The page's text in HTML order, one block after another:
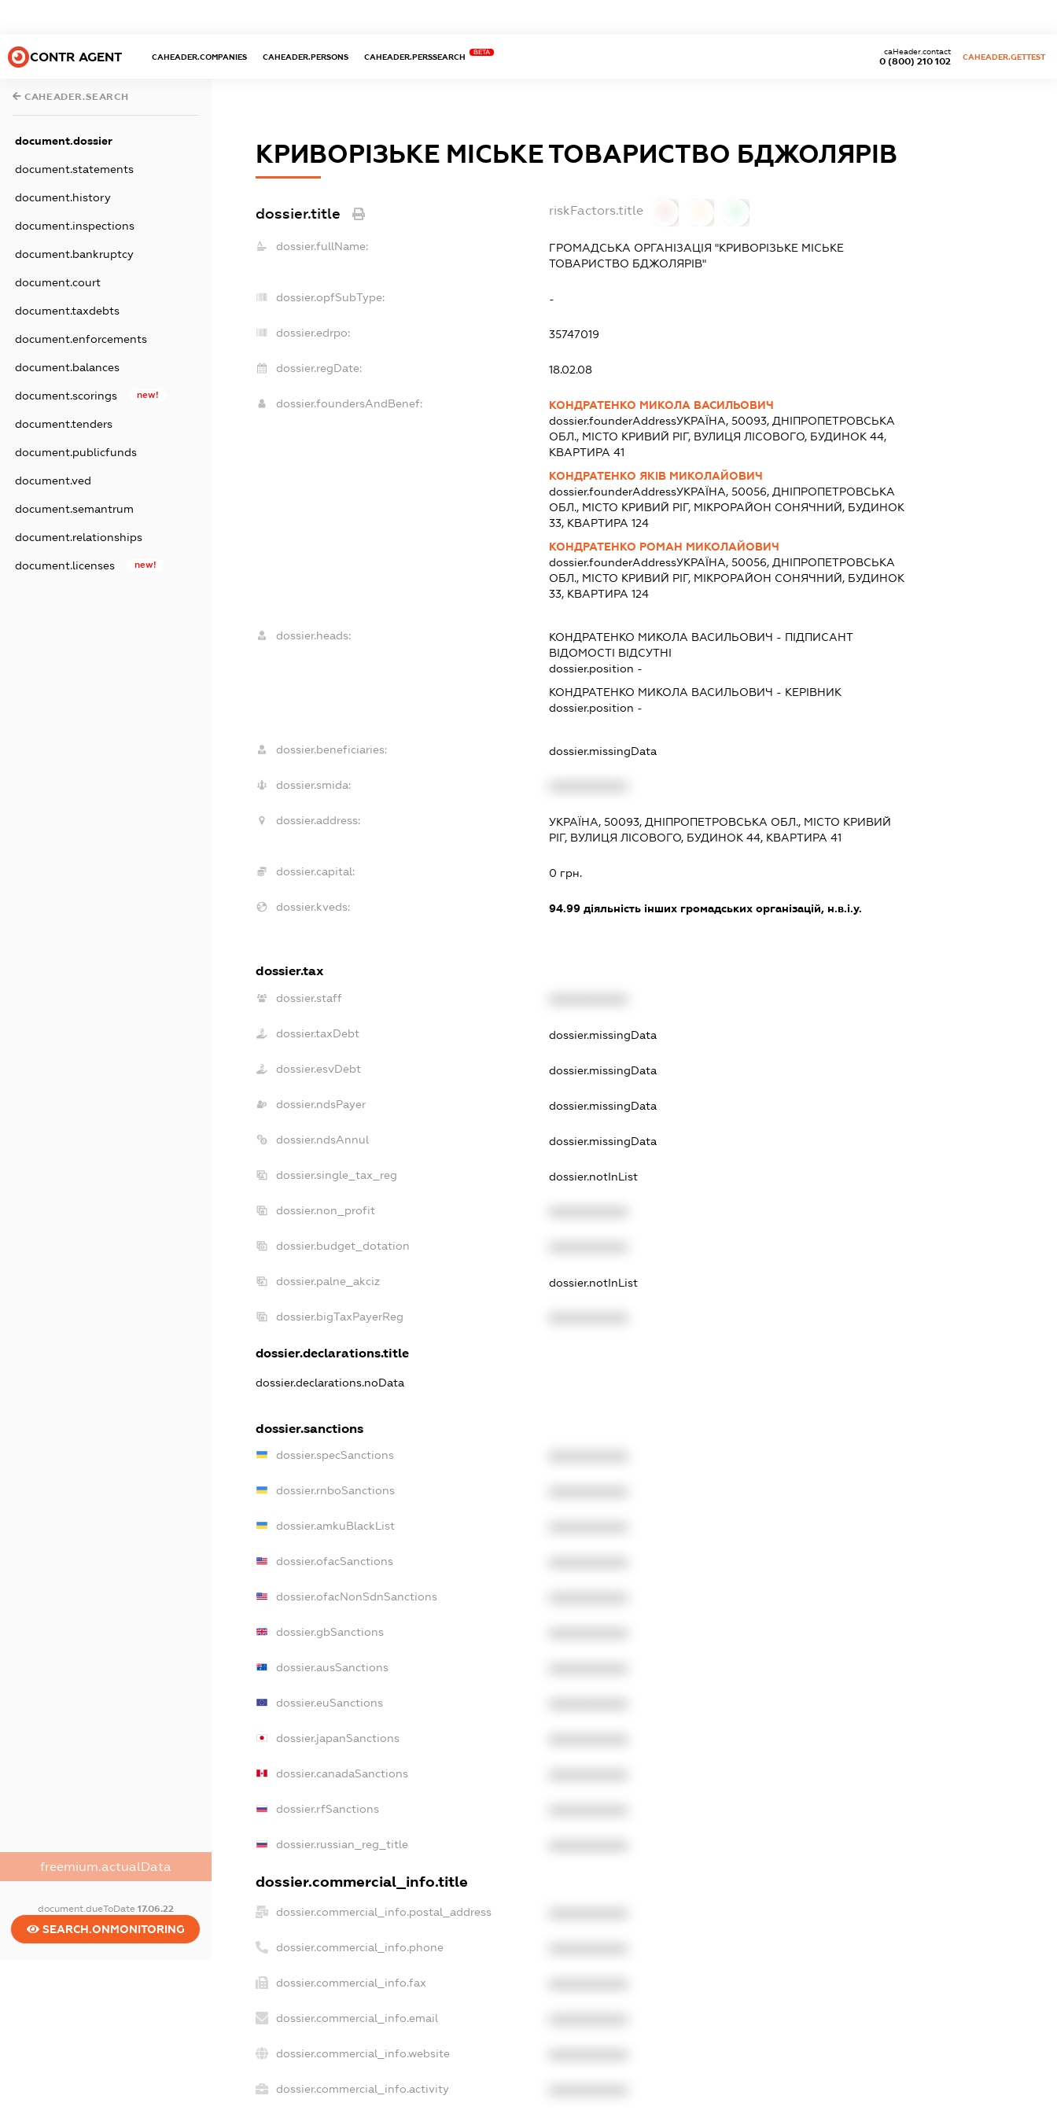
CONTR AGENT CAHEADER.COMPANIES CAHEADER.PERSONS CAHEADER.PERSSEARCH
BETA
0 (800) 210 102
caHeader.contact
CAHEADER.GETTEST
CAHEADER.SEARCH
document.dossier
document.statements
document.history
document.inspections
document.bankruptcy
document.court
document.taxdebts
document.enforcements
document.balances
document.scorings new!
document.tenders
document.publicfunds
document.ved
document.semantrum
document.relationships
document.licenses new!
freemium.actualData
document.dueToDate 17.06.22
SEARCH.ONMONITORING
КРИВОРІЗЬКЕ МІСЬКЕ ТОВАРИСТВО БДЖОЛЯРІВ
dossier.title riskFactors.title
dossier.fullName:
ГРОМАДСЬКА ОРГАНІЗАЦІЯ "КРИВОРІЗЬКЕ МІСЬКЕ
ТОВАРИСТВО БДЖОЛЯРІВ"
dossier.opfSubType: -
dossier.edrpo: 35747019
dossier.regDate: 18.02.08
dossier.foundersAndBenef:
КОНДРАТЕНКО МИКОЛА ВАСИЛЬОВИЧ
dossier.founderAddressУКРАЇНА, 50093, ДНІПРОПЕТРОВСЬКА
ОБЛ., МІСТО КРИВИЙ РІГ, ВУЛИЦЯ ЛІСОВОГО, БУДИНОК 44,
КВАРТИРА 41
КОНДРАТЕНКО ЯКІВ МИКОЛАЙОВИЧ
dossier.founderAddressУКРАЇНА, 50056, ДНІПРОПЕТРОВСЬКА
ОБЛ., МІСТО КРИВИЙ РІГ, МІКРОРАЙОН СОНЯЧНИЙ, БУДИНОК
33, КВАРТИРА 124
КОНДРАТЕНКО РОМАН МИКОЛАЙОВИЧ
dossier.founderAddressУКРАЇНА, 50056, ДНІПРОПЕТРОВСЬКА
ОБЛ., МІСТО КРИВИЙ РІГ, МІКРОРАЙОН СОНЯЧНИЙ, БУДИНОК
33, КВАРТИРА 124
dossier.heads: КОНДРАТЕНКО МИКОЛА ВАСИЛЬОВИЧ - ПІДПИСАНТ
ВІДОМОСТІ ВІДСУТНІ
dossier.position -
КОНДРАТЕНКО МИКОЛА ВАСИЛЬОВИЧ - КЕРІВНИК
dossier.position -
dossier.beneficiaries: dossier.missingData
dossier.smida:
dossier.address:
УКРАЇНА, 50093, ДНІПРОПЕТРОВСЬКА ОБЛ., МІСТО КРИВИЙ
РІГ, ВУЛИЦЯ ЛІСОВОГО, БУДИНОК 44, КВАРТИРА 41
dossier.capital: 0 грн.
dossier.kveds: 94.99діяльність інших громадських організацій, н.в.і.у.
dossier.tax
dossier.staff
dossier.taxDebt dossier.missingData
dossier.esvDebt dossier.missingData
dossier.ndsPayer dossier.missingData
dossier.ndsAnnul dossier.missingData
dossier.single_tax_reg dossier.notInList
dossier.non_profit
dossier.budget_dotation
dossier.palne_akciz dossier.notInList
dossier.bigTaxPayerReg
dossier.declarations.title
dossier.declarations.noData
dossier.sanctions
dossier.specSanctions
dossier.rnboSanctions
dossier.amkuBlackList
dossier.ofacSanctions
dossier.ofacNonSdnSanctions
dossier.gbSanctions
dossier.ausSanctions
dossier.euSanctions
dossier.japanSanctions
dossier.canadaSanctions
dossier.rfSanctions
dossier.russian_reg_title
dossier.commercial_info.title
dossier.commercial_info.postal_address
dossier.commercial_info.phone
dossier.commercial_info.fax
dossier.commercial_info.email
dossier.commercial_info.website
dossier.commercial_info.activity